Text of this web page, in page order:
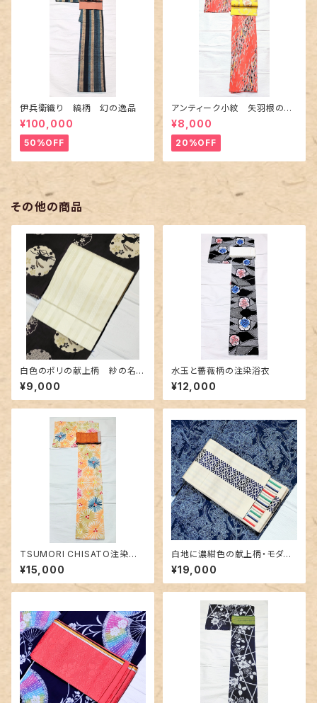
伊兵衛織り 縞柄 幻の逸品
¥100,000
50%OFF
アンティーク小紋 矢羽根の地
紋に短冊柄 裄６６cm
¥8,000
20%OFF
その他の商品
白色のポリの献上柄 紗の名古
屋帯 長尺
¥9,000
水玉と薔薇柄の注染浴衣
¥12,000
TSUMORI CHISATO注染浴
衣 未使用品〜花火のようなお
花柄〜
¥15,000
白地に濃紺色の献上柄・モダン
なボーダー 博多織りリバーシ
ブル半幅帯
¥19,000